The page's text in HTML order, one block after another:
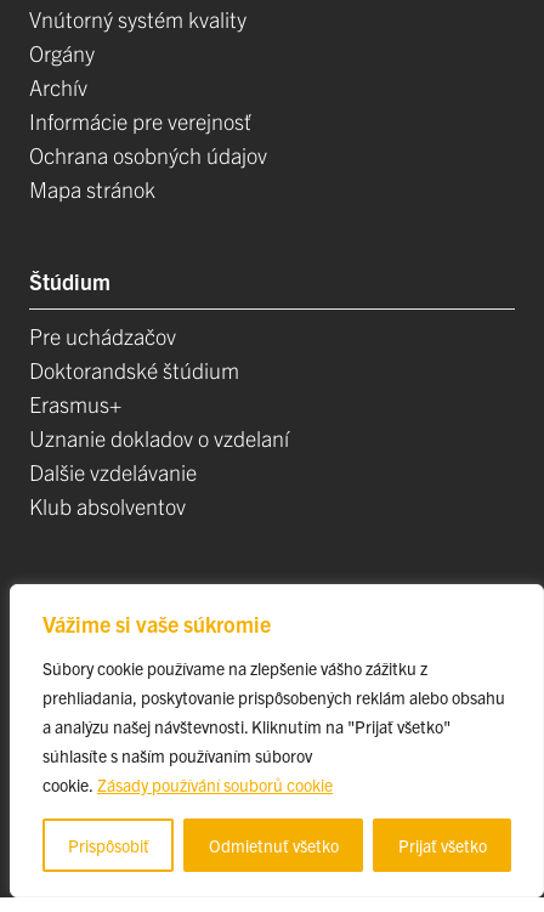
Vážime si vaše súkromie
Súbory cookie používame na zlepšenie vášho zážitku z
prehliadania, poskytovanie prispôsobených reklám alebo obsahu
a analýzu našej návštevnosti. Kliknutím na "Prijať všetko"
súhlasíte s naším používaním súborov
cookie. Zásady používání souborů cookie
Prispôsobiť Odmietnuť všetko Prijať všetko
Vnútorný systém kvality
Orgány
Archív
Informácie pre verejnosť
Ochrana osobných údajov
Mapa stránok
Štúdium
Pre uchádzačov
Doktorandské štúdium
Erasmus+
Uznanie dokladov o vzdelaní
Dalšie vzdelávanie
Klub absolventov
Projekty
Špičkové tímy
TIP-UPJŠ
Vedecké parky
Evidencia publikačnej činnosti
Habilitačné a vymenúvacie konania